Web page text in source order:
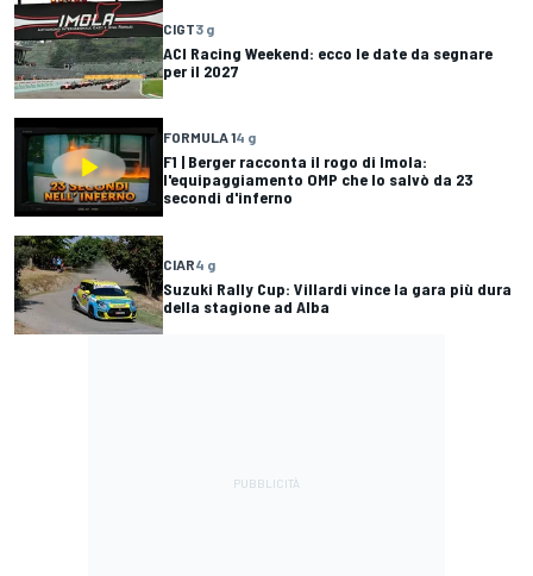
CIGT3 g
ACI Racing Weekend: ecco le date da segnare
per il 2027
FORMULA 14 g
F1 | Berger racconta il rogo di Imola:
l'equipaggiamento OMP che lo salvò da 23
secondi d'inferno
CIAR4 g
Suzuki Rally Cup: Villardi vince la gara più dura
della stagione ad Alba